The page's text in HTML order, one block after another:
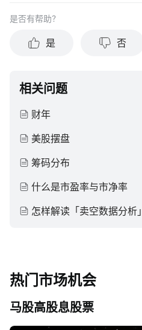
结果。投资涉及风险和损失本金
任何陈述或保证。
是否有帮助？
是 否
相关问题
财年
美股摆盘
筹码分布
什么是市盈率与市净率
怎样解读「卖空数据分析
热门市场机会
马股高股息股票